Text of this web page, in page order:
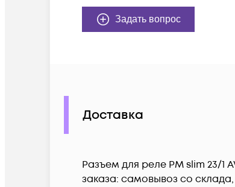
Задать вопрос
Доставка
Разъем для реле РM slim 23/1
заказа: самовывоз со